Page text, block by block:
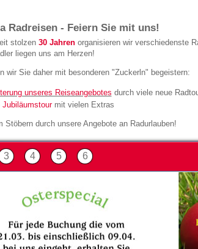
Radreisen - Feiern Sie mit uns!
stolzen 30 Jahrenorganisieren wir verschiedenste
liegen uns am Herzen!
wir Sie daher mit besonderen "Zuckerln" begeistern:
unseres Reiseangebotes durch viele neue
Jubiläumstourmit vielen Extras
Stöbern durch unsere Angebote an Radurlauben!
3 4 5 6
Bonus